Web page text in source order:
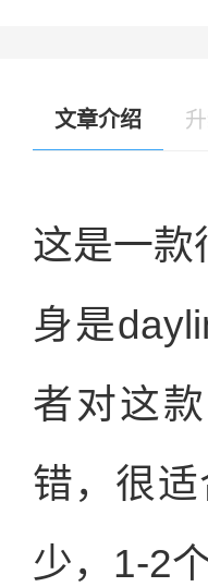
文章介绍
这是一款
身是
者对这
错，很
少，1-2